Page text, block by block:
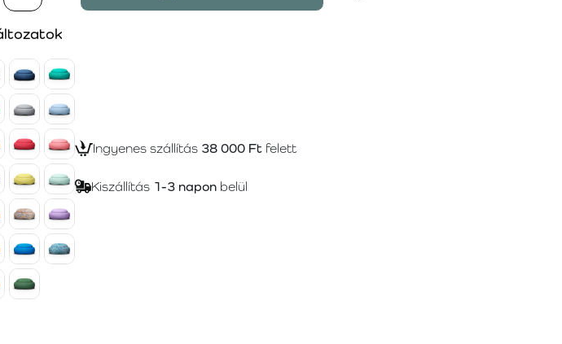
Ingyenes szállítás 38 000 Ft felett
Kiszállítás 1-3 napon belül